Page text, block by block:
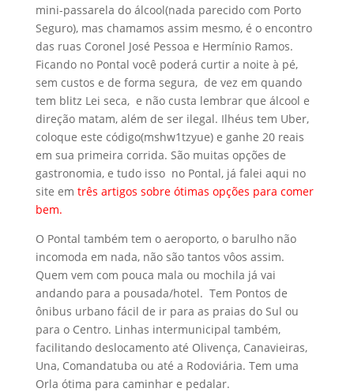
mini-passarela do álcool(nada parecido com Porto
Seguro), mas chamamos assim mesmo, é o encontro
das ruas Coronel José Pessoa e Hermínio Ramos.
Ficando no Pontal você poderá curtir a noite à pé,
sem custos e de forma segura, de vez em quando
tem blitz Lei seca, e não custa lembrar que álcool e
direção matam, além de ser ilegal. Ilhéus tem Uber,
coloque este código(mshw1tzyue) e ganhe 20 reais
em sua primeira corrida. São muitas opções de
gastronomia, e tudo isso no Pontal, já falei aqui no
site em três artigos sobre ótimas opções para comer
bem.
O Pontal também tem o aeroporto, o barulho não
incomoda em nada, não são tantos vôos assim.
Quem vem com pouca mala ou mochila já vai
andando para a pousada/hotel. Tem Pontos de
ônibus urbano fácil de ir para as praias do Sul ou
para o Centro. Linhas intermunicipal também,
facilitando deslocamento até Olivença, Canavieiras,
Una, Comandatuba ou até a Rodoviária. Tem uma
Orla ótima para caminhar e pedalar.